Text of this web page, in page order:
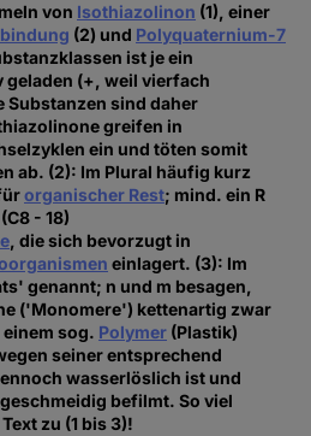
von Isothiazolinon (1), einer
(2) und Polyquaternium-7
ist je ein
(+, weil vierfach
sind daher
greifen in
ein und töten somit
ab. (2): Im Plural häufig kurz
organischer Rest; mind. ein R
- 18)
, die sich bevorzugt in
einlagert. (3): Im
genannt; n und m besagen,
('Monomere') kettenartig zwar
sog. Polymer (Plastik)
seiner entsprechend
wasserlöslich ist und
befilmt. So viel
zu (1 bis 3)!